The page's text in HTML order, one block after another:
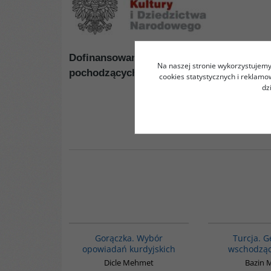
Dofinansowano ze śr
pochodzących z Funduszu Promocji
Gorączka. Wybór
opowiadań kurdyjskich
Dicle Mehmet
Turcja.
Bazin
Na naszej stronie
cookies statystycznych i